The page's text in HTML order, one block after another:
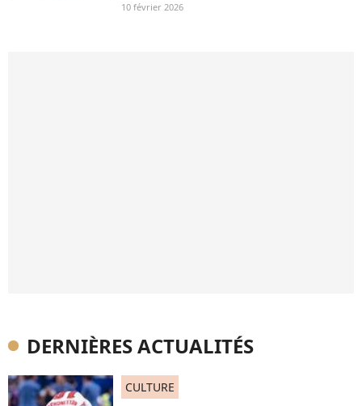
10 février 2026
DERNIÈRES ACTUALITÉS
CULTURE